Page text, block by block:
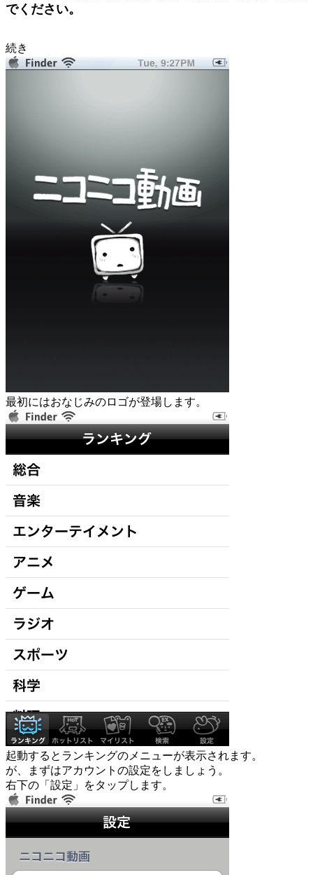
でください。
続き
最初にはおなじみのロゴが登場します。
起動するとランキングのメニューが表示されます。
が、まずはアカウントの設定をしましょう。
右下の「設定」をタップします。